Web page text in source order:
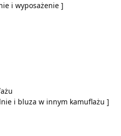
i wyposażenie ]
i bluza w innym kamuflażu ]